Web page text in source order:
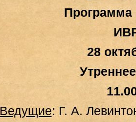
Программа
28
Ведущие: Г. А.